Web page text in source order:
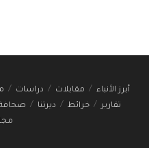
أبرز الأنباء مقابلات دراسات
تقارير
خرائط ديرتنا